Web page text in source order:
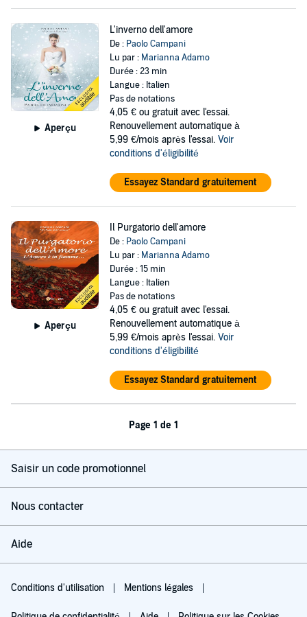
Aperçu
L'inverno dell'amore
De : Paolo Campani
Lu par : Marianna Adamo
Durée : 23 min
Langue : Italien
Pas de notations
4,05 € ou gratuit avec l'essai.
Renouvellement automatique à
5,99 €/mois après l'essai. Voir
conditions d'éligibilité
Essayez Standard gratuitement
Aperçu
Il Purgatorio dell'amore
De : Paolo Campani
Lu par : Marianna Adamo
Durée : 15 min
Langue : Italien
Pas de notations
4,05 € ou gratuit avec l'essai.
Renouvellement automatique à
5,99 €/mois après l'essai. Voir
conditions d'éligibilité
Essayez Standard gratuitement
Page 1 de 1
Saisir un code promotionnel
Nous contacter
Aide
Conditions d'utilisation Mentions légales